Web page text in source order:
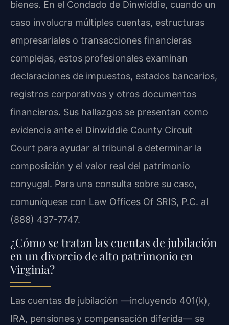
bienes. En el Condado de Dinwiddie, cuando un
caso involucra múltiples cuentas, estructuras
empresariales o transacciones financieras
complejas, estos profesionales examinan
declaraciones de impuestos, estados bancarios,
registros corporativos y otros documentos
financieros. Sus hallazgos se presentan como
evidencia ante el Dinwiddie County Circuit
Court para ayudar al tribunal a determinar la
composición y el valor real del patrimonio
conyugal. Para una consulta sobre su caso,
comuníquese con Law Offices Of SRIS, P.C. al
(888) 437-7747.
¿Cómo se tratan las cuentas de jubilación
en un divorcio de alto patrimonio en
Virginia?
Las cuentas de jubilación —incluyendo 401(k),
IRA, pensiones y compensación diferida— se